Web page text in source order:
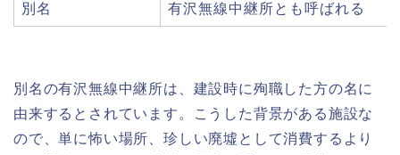
別名 有沢無線中継所とも呼ばれる
別名の有沢無線中継所は、建設時に殉職した方の名に
由来するとされています。こうした背景がある施設な
ので、単に怖い場所、珍しい廃墟として消費するより